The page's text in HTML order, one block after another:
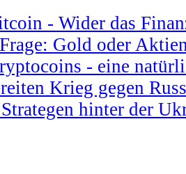
- Wider das
Gold oder
- eine
Krieg gegen
hinter der